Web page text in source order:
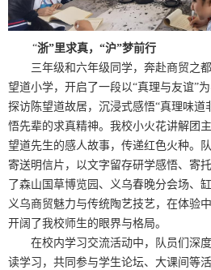
“浙”里求真，“沪”梦前行
三年级和六年级同学，奔赴商贸之
望道小学，开启了一段以“真理与友谊”
探访陈望道故居，沉浸式感悟“真理味道
悟先辈的求真精神。我校小火花讲解团
望道先生的感人故事，传递红色火种。
寄送明信片，以文字留存研学感悟、寄
了森山国草博览园、义乌春晚分会场、
义乌商贸魅力与传统陶艺技艺，在体验
开阔了我校师生的眼界与格局。
在校内学习交流活动中，队员们深
读学习，共同参与学生论坛、大课间等